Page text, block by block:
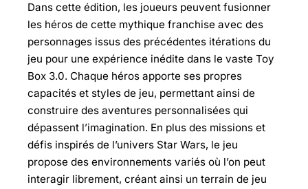
Dans cette édition, les joueurs peuvent fusionner
les héros de cette mythique franchise avec des
personnages issus des précédentes itérations du
jeu pour une expérience inédite dans le vaste Toy
Box 3.0. Chaque héros apporte ses propres
capacités et styles de jeu, permettant ainsi de
construire des aventures personnalisées qui
dépassent l’imagination. En plus des missions et
défis inspirés de l’univers Star Wars, le jeu
propose des environnements variés où l’on peut
interagir librement, créant ainsi un terrain de jeu